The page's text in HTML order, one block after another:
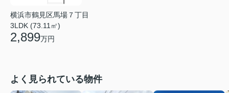
横浜市鶴見区馬場７丁目
3LDK (73.11㎡)
2,899万円
よく見られている物件